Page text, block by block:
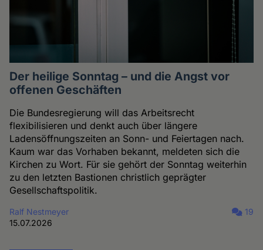
Der heilige Sonntag – und die Angst vor
offenen Geschäften
Die Bundesregierung will das Arbeitsrecht
flexibilisieren und denkt auch über längere
Ladensöffnungszeiten an Sonn- und Feiertagen nach.
Kaum war das Vorhaben bekannt, meldeten sich die
Kirchen zu Wort. Für sie gehört der Sonntag weiterhin
zu den letzten Bastionen christlich geprägter
Gesellschaftspolitik.
Ralf Nestmeyer
15.07.2026
19